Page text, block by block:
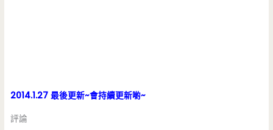
2014.1.27 最後更新~會持續更新喲~
評論